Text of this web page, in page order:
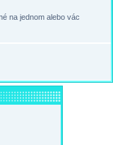
na jednom alebo vác